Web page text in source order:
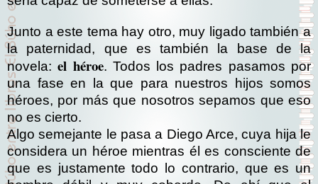
Junto a este tema hay otro, muy ligado también a
la paternidad, que es también la base de la
novela:el héroe. Todos los padres pasamos por
una fase en la que para nuestros hijos somos
héroes, por más que nosotros sepamos que eso
no es cierto.
Algo semejante le pasa a Diego Arce, cuya hija le
considera un héroe mientras él es consciente de
que es justamente todo lo contrario, que es un